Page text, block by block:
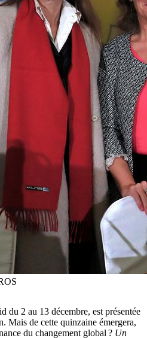
du 2 au 13 décembre, est présentée
Mais de cette quinzaine émergera,
du changement global ? Un